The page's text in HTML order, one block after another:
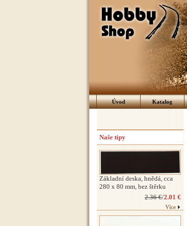
Úvod Katalog
Naše tipy
Základní deska, hnědá, cca
280 x 80 mm, bez štěrku
2.36 €/2.01 €
Více